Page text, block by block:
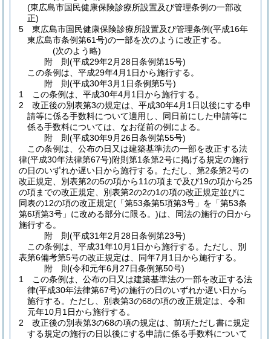
(東広島市国民健康保険診療所設置及び管理条例の一部改
正)
5
東広島市国民健康保険診療所設置及び管理条例(平成16年
東広島市条例第61号)の一部を次のように改正する。
(次のよう略)
附 則(平成29年2月28日条例第15号)
この条例は、平成29年4月1日から施行する。
附 則(平成30年3月1日条例第5号)
1
この条例は、平成30年4月1日から施行する。
2
改正後の別表第3の規定は、平成30年4月1日以後にする申
請等に係る手数料について適用し、同日前にした申請等に
係る手数料については、なお従前の例による。
附 則(平成30年9月26日条例第55号)
この条例は、公布の日又は建築基準法の一部を改正する法
律(平成30年法律第67号)附則第1条第2号に掲げる規定の施行
の日のいずれか遅い日から施行する。 ただし、第2条第2号の
改正規定、別表第2の5の項から11の項まで及び19の項から25
の項までの改正規定、別表第2の2の1の項の改正規定並びに
同表の12の項の改正規定(「第53条第5項第3号」を「第53条
第6項第3号」に改める部分に限る。)は、同法の施行の日から
施行する。
附 則(平成31年2月28日条例第23号)
この条例は、平成31年10月1日から施行する。 ただし、別
表第6備考第5号の改正規定は、同年7月1日から施行する。
附 則(令和元年6月27日条例第50号)
1
この条例は、公布の日又は建築基準法の一部を改正する法
律(平成30年法律第67号)の施行の日のいずれか遅い日から
施行する。 ただし、別表第3の68の項の改正規定は、令和
元年10月1日から施行する。
2
改正後の別表第3の68の項の規定は、前項ただし書に規定
する規定の施行の日以後にする申請に係る手数料について